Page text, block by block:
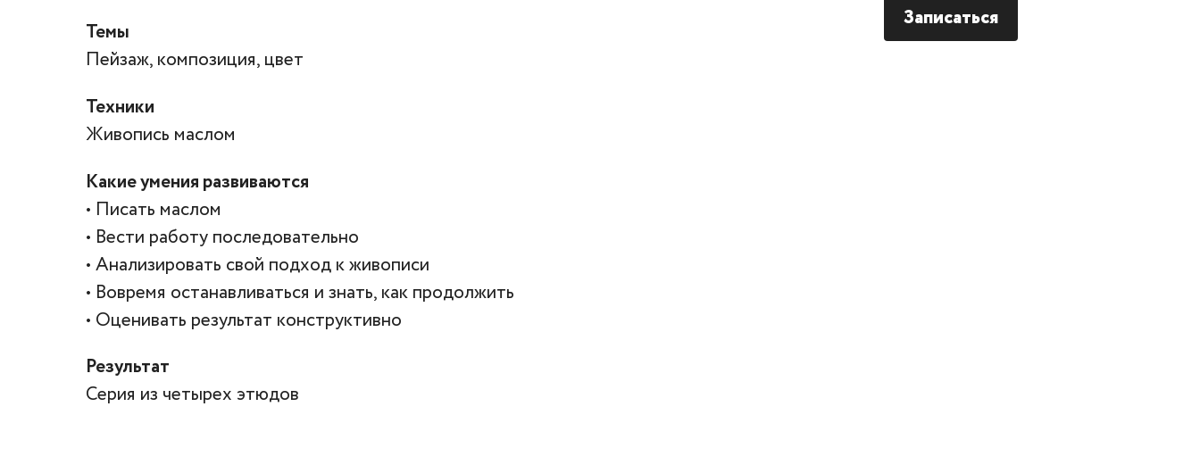
Темы
Пейзаж, композиция, цвет
Техники
Живопись маслом
Какие умения развиваются
• Писать маслом
• Вести работу последовательно
• Анализировать свой подход к живописи
• Вовремя останавливаться и знать, как продолжить
• Оценивать результат конструктивно
Результат
Серия из четырех этюдов
Записаться